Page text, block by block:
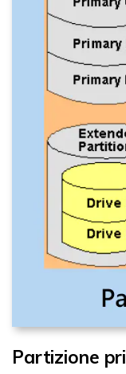
Partizione